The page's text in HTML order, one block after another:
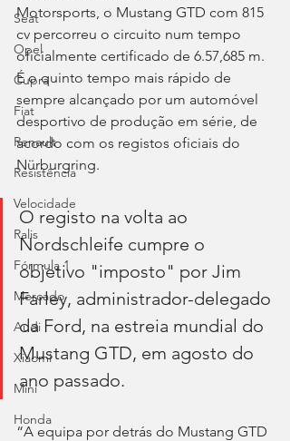
Seat
Opel
Cupra
Fiat
Renault
Resistência
Velocidade
Ralis
Fórmula 1
Mercado
Audi
Xiaomi
Mini
Honda
Motorsports, o Mustang GTD com 815
cv percorreu o circuito num tempo
oficialmente certificado de 6.57,685 m.
É o quinto tempo mais rápido de
sempre alcançado por um automóvel
desportivo de produção em série, de
acordo com os registos oficiais do
Nürburgring.
O registo na volta ao
Nordschleife cumpre o
objetivo "imposto" por Jim
Farley, administrador-delegado
da Ford, na estreia mundial do
Mustang GTD, em agosto do
ano passado.
“A equipa por detrás do Mustang GTD